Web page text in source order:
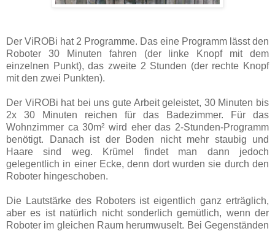
Der ViROBi hat 2 Programme. Das eine Programm lässt den
Roboter 30 Minuten fahren (der linke Knopf mit dem
einzelnen Punkt), das zweite 2 Stunden (der rechte Knopf
mit den zwei Punkten).
Der ViROBi hat bei uns gute Arbeit geleistet, 30 Minuten bis
2x 30 Minuten reichen für das Badezimmer. Für das
Wohnzimmer ca 30m² wird eher das 2-Stunden-Programm
benötigt. Danach ist der Boden nicht mehr staubig und
Haare sind weg. Krümel findet man dann jedoch
gelegentlich in einer Ecke, denn dort wurden sie durch den
Roboter hingeschoben.
Die Lautstärke des Roboters ist eigentlich ganz erträglich,
aber es ist natürlich nicht sonderlich gemütlich, wenn der
Roboter im gleichen Raum herumwuselt. Bei Gegenständen